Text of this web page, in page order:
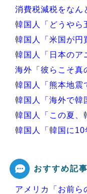
消費税減税をなん
韓国人「どうやら
韓国人「米国が円
韓国人「日本のア
海外「彼らこそ真
韓国人「熊本地震
韓国人「海外で韓
韓国人「この夏、
韓国人「韓国に
おすすめ記事
アメリカ「お前ら